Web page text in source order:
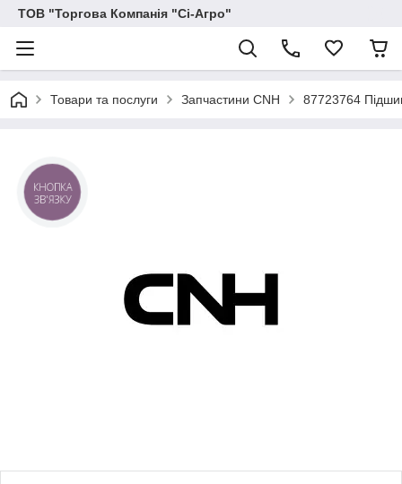
ТОВ "Торгова Компанія "Сі-Агро"
Товари та послуги Запчастини CNH 87723764
КНОПКА
ЗВ'ЯЗКУ